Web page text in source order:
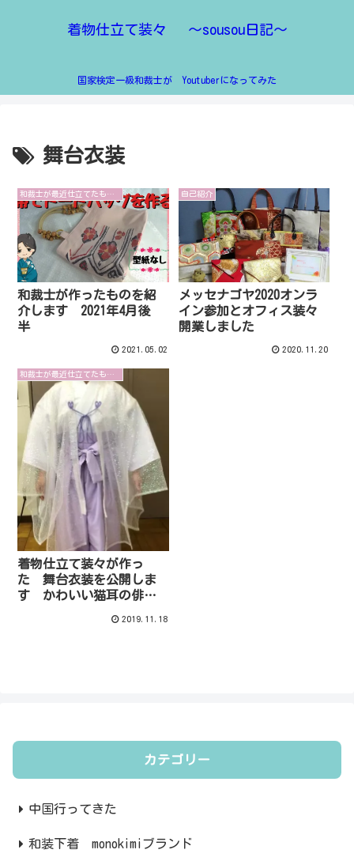
着物仕立て装々 ～sousou日記～
国家検定一級和裁士が Youtuberになってみた
舞台衣装
和裁士が最近仕立てたものを紹介します
和裁士が作ったものを紹
介します 2021年4月後
半
2021.05.02
自己紹介
メッセナゴヤ2020オンラ
イン参加とオフィス装々
開業しました
2020.11.20
和裁士が最近仕立てたものを紹介します
着物仕立て装々が作っ
た 舞台衣装を公開しま
す かわいい猫耳の俳優
2019.11.18
カテゴリー
中国行ってきた
和装下着 monokimiブランド